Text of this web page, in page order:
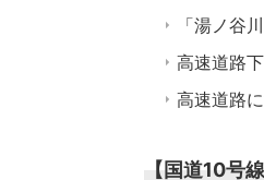
「湯ノ谷
高速道路
高速道路
【国道10号